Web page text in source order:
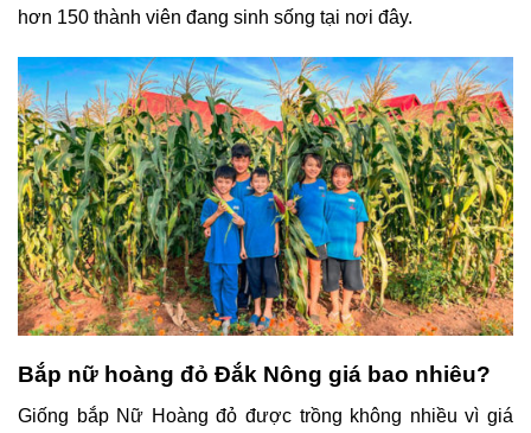
hơn 150 thành viên đang sinh sống tại nơi đây.
Bắp nữ hoàng đỏ Đắk Nông giá bao nhiêu?
Giống bắp Nữ Hoàng đỏ được trồng không nhiều vì giá